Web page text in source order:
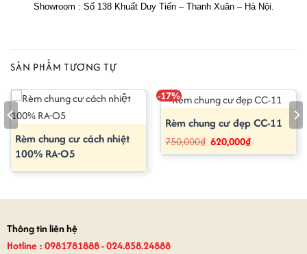
Showroom : Số 138 Khuất Duy Tiến – Thanh Xuân – Hà Nội.
SẢN PHẨM TƯƠNG TỰ
Rèm chung cư cách nhiệt
100% RA-O5
-17%
Rèm chung cư đẹp CC-11
750,000₫ Giá
gốc
là:
620,000₫Giá
hiện
tại
Thông tin liên hệ
Hotline : 0981781888 - 024.858.24888